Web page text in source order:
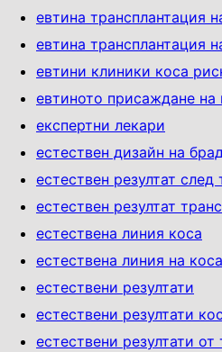
евтина трансплантация
евтина трансплантация
евтини клиники коса
евтиното присаждане на
експертни лекари
естествен дизайн на
естествен резултат след
естествен резултат
естествена линия коса
естествена линия на
естествени резултати
естествени резултати
естествени резултати